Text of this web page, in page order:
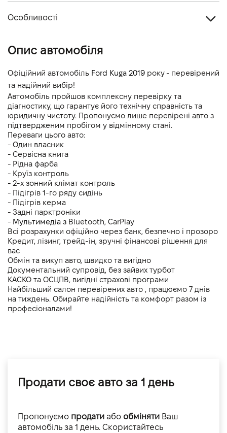
Об'єм двигуна (см.куб.)
Витрати пального, л/100 км (змішаний)
Викиди CO2, г/км (змішаний) -
Динаміка розгону 0-100 км/г
Особливості
Опис автомобіля
Офіційний автомобіль Ford Kuga 2019 року - перевірений
та надійний вибір!
Автомобіль пройшов комплексну перевірку та
діагностику, що гарантує його технічну справність та
юридичну чистоту. Пропонуємо лише перевірені авто з
підтвердженим пробігом у відмінному стані.
Переваги цього авто:
- Один власник
- Cервісна книга
- Рідна фарба
- Круїз контроль
- 2-х зонний клімат контроль
- Підігрів 1-го ряду сидінь
- Підігрів керма
- Задні парктроніки
- Мультимедіа з Bluetooth, CarPlay
Всі розрахунки офіційно через банк, безпечно і прозоро
Кредит, лізинг, трейд-ін, зручні фінансові рішення для
вас
Обмін та викуп авто, швидко та вигідно
Документальний супровід, без зайвих турбот
КАСКО та ОСЦПВ, вигідні страхові програми
Найбільший салон перевірених авто , працюємо 7 днів
на тиждень. Обирайте надійність та комфорт разом із
професіоналами!
Продати своє авто за 1 день
Пропонуємо продати або обміняти Ваш
автомобіль за 1 день. Скористайтесь